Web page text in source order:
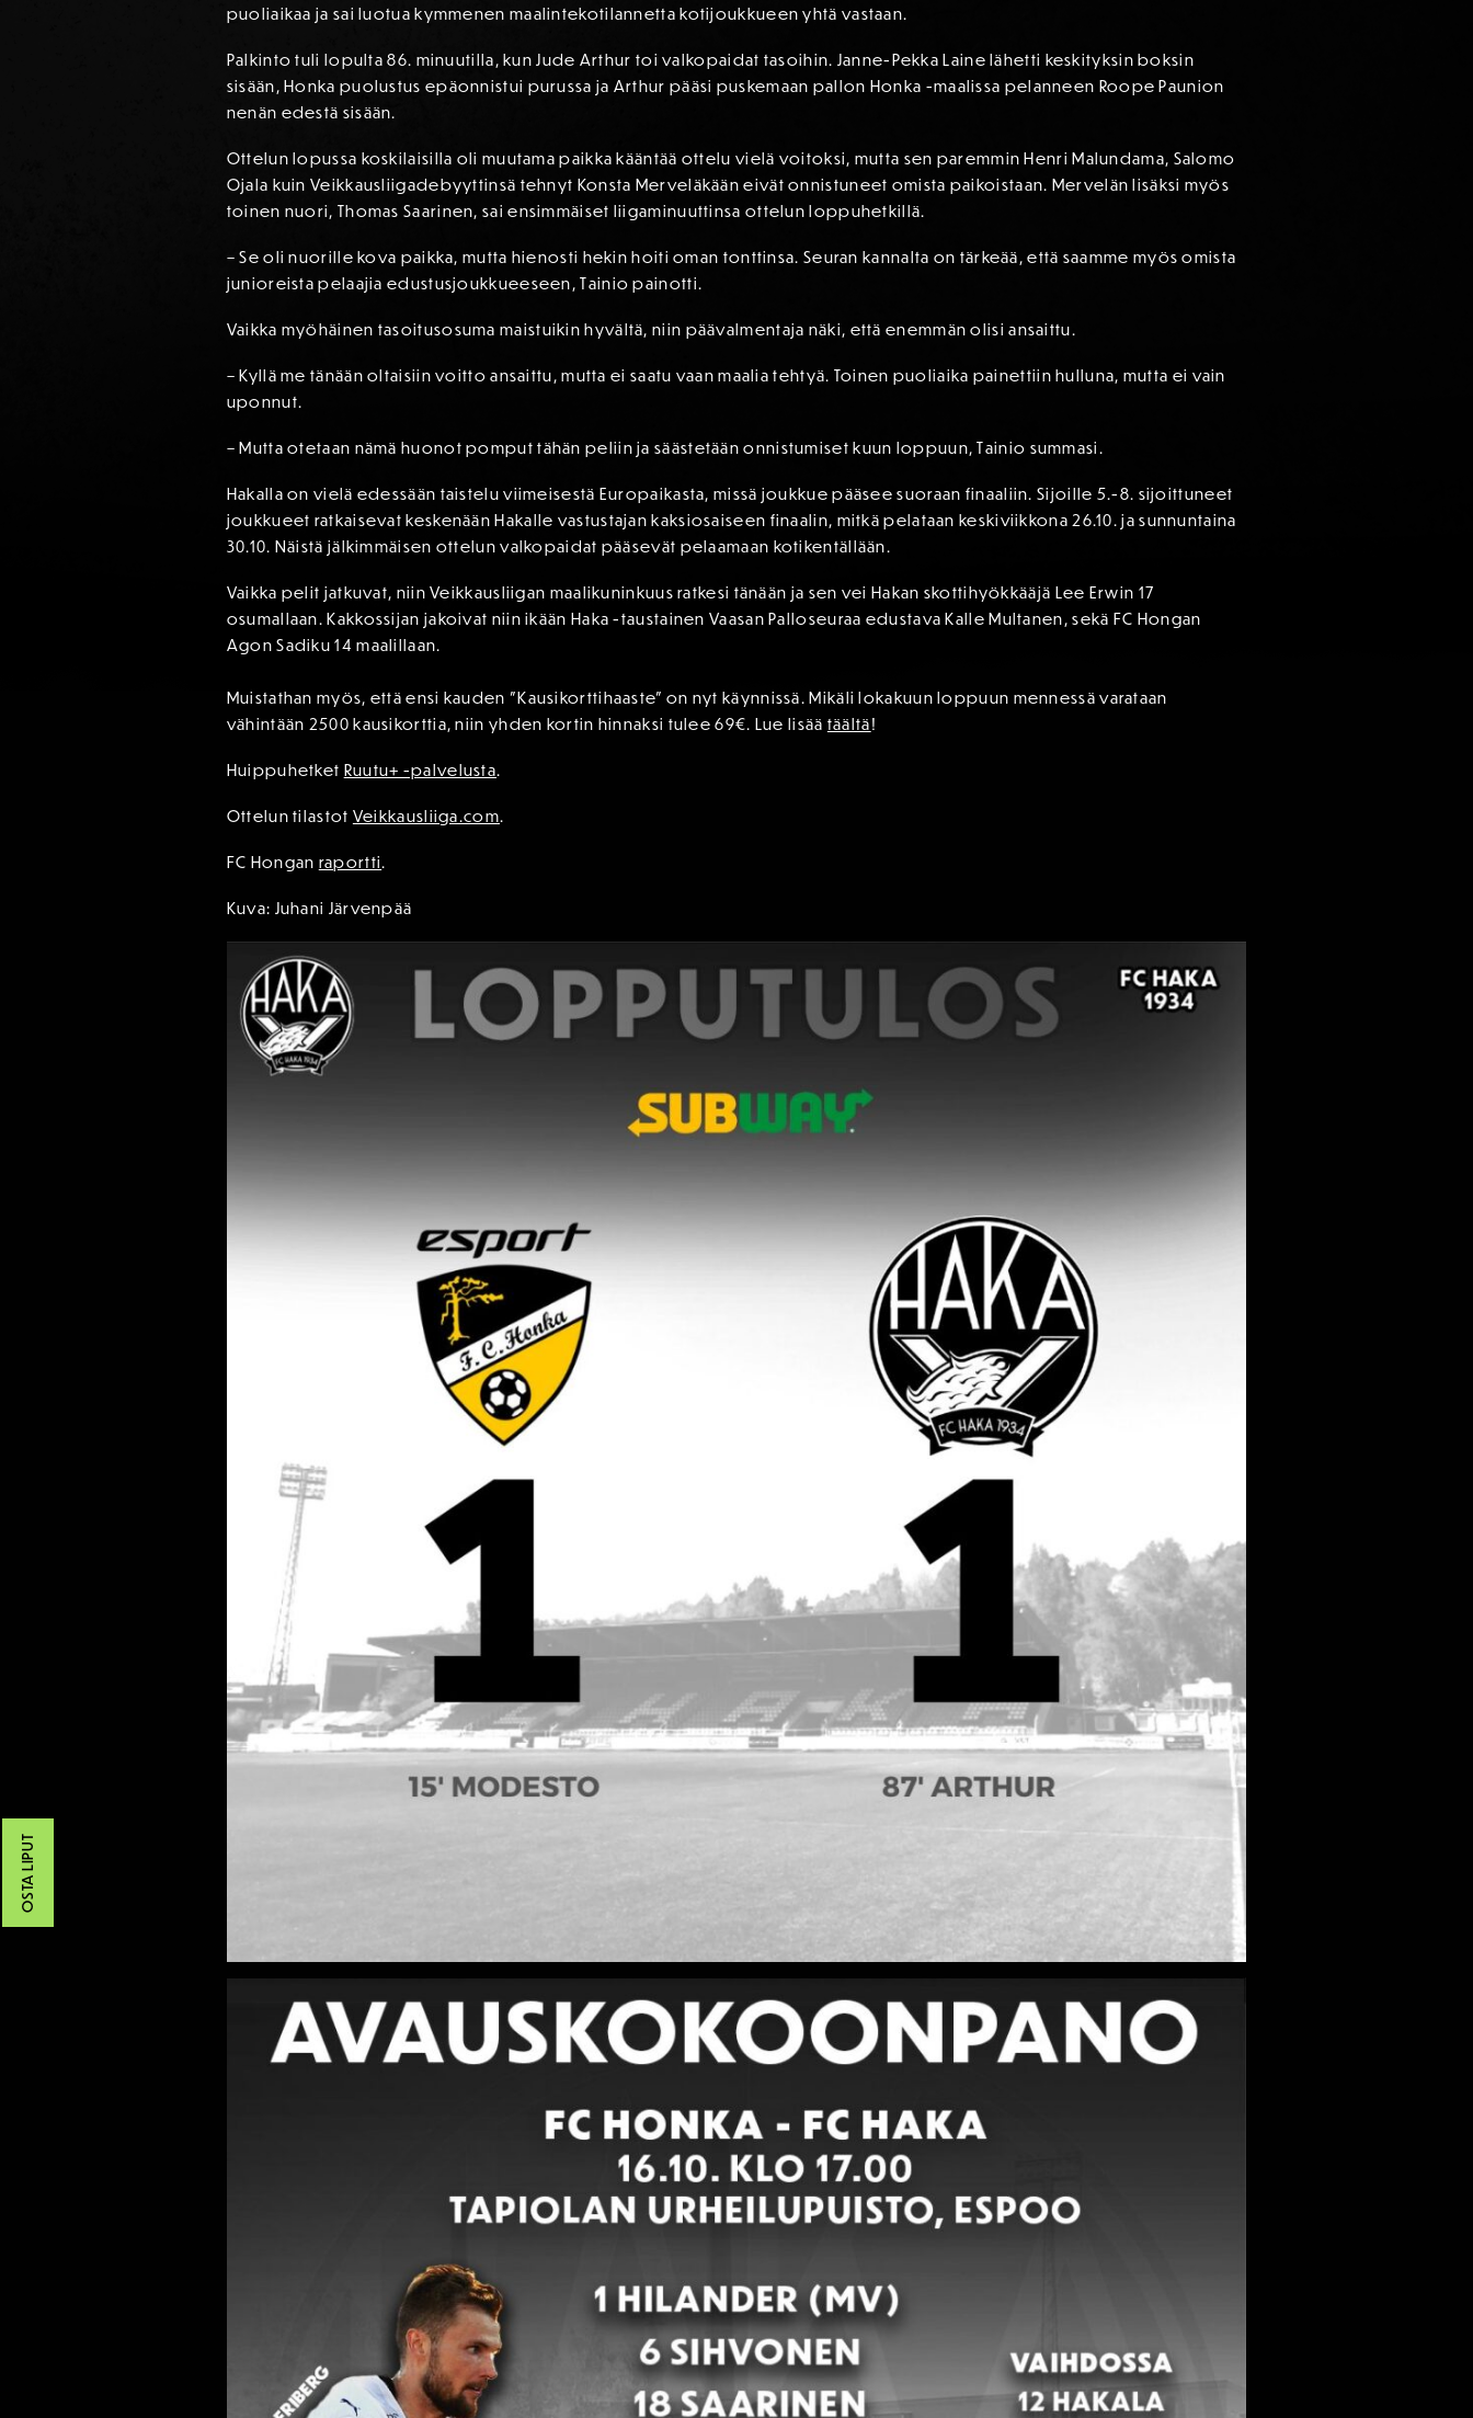
puoliaikaa ja sai luotua kymmenen maalintekotilannetta kotijoukkueen yhtä vastaan.
Palkinto tuli lopulta 86. minuutilla, kun Jude Arthur toi valkopaidat tasoihin. Janne-Pekka Laine lähetti keskityksin boksin
sisään, Honka puolustus epäonnistui purussa ja Arthur pääsi puskemaan pallon Honka -maalissa pelanneen Roope Paunion
nenän edestä sisään.
Ottelun lopussa koskilaisilla oli muutama paikka kääntää ottelu vielä voitoksi, mutta sen paremmin Henri Malundama, Salomo
Ojala kuin Veikkausliigadebyyttinsä tehnyt Konsta Merveläkään eivät onnistuneet omista paikoistaan. Mervelän lisäksi myös
toinen nuori, Thomas Saarinen, sai ensimmäiset liigaminuuttinsa ottelun loppuhetkillä.
– Se oli nuorille kova paikka, mutta hienosti hekin hoiti oman tonttinsa. Seuran kannalta on tärkeää, että saamme myös omista
junioreista pelaajia edustusjoukkueeseen, Tainio painotti.
Vaikka myöhäinen tasoitusosuma maistuikin hyvältä, niin päävalmentaja näki, että enemmän olisi ansaittu.
– Kyllä me tänään oltaisiin voitto ansaittu, mutta ei saatu vaan maalia tehtyä. Toinen puoliaika painettiin hulluna, mutta ei vain
uponnut.
– Mutta otetaan nämä huonot pomput tähän peliin ja säästetään onnistumiset kuun loppuun, Tainio summasi.
Hakalla on vielä edessään taistelu viimeisestä Europaikasta, missä joukkue pääsee suoraan finaaliin. Sijoille 5.-8. sijoittuneet
joukkueet ratkaisevat keskenään Hakalle vastustajan kaksiosaiseen finaalin, mitkä pelataan keskiviikkona 26.10. ja sunnuntaina
30.10. Näistä jälkimmäisen ottelun valkopaidat pääsevät pelaamaan kotikentällään.
Vaikka pelit jatkuvat, niin Veikkausliigan maalikuninkuus ratkesi tänään ja sen vei Hakan skottihyökkääjä Lee Erwin 17
osumallaan. Kakkossijan jakoivat niin ikään Haka -taustainen Vaasan Palloseuraa edustava Kalle Multanen, sekä FC Hongan
Agon Sadiku 14 maalillaan.
Muistathan myös, että ensi kauden ”Kausikorttihaaste” on nyt käynnissä. Mikäli lokakuun loppuun mennessä varataan
vähintään 2500 kausikorttia, niin yhden kortin hinnaksi tulee 69€. Lue lisää täältä!
Huippuhetket Ruutu+ -palvelusta.
Ottelun tilastot Veikkausliiga.com.
FC Hongan raportti.
Kuva: Juhani Järvenpää
OSTA LIPUT